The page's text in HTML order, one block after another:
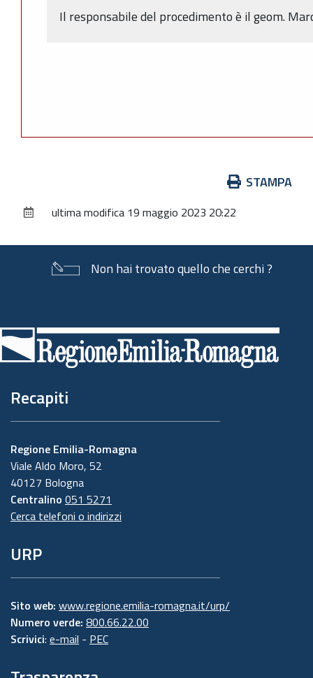
Il responsabile del procedimento è il geom.
documento
STAMPA
ultima modifica 19 maggio 2023 20:22
Non hai trovato quello che cerchi ?
di
pagina
Recapiti
Regione Emilia-Romagna
Viale Aldo Moro, 52
40127 Bologna
Centralino 051 5271
Cerca telefoni o indirizzi
URP
Sito web: www.regione.emilia-romagna.it/urp/
Numero verde: 800.66.22.00
Scrivici: e-mail - PEC